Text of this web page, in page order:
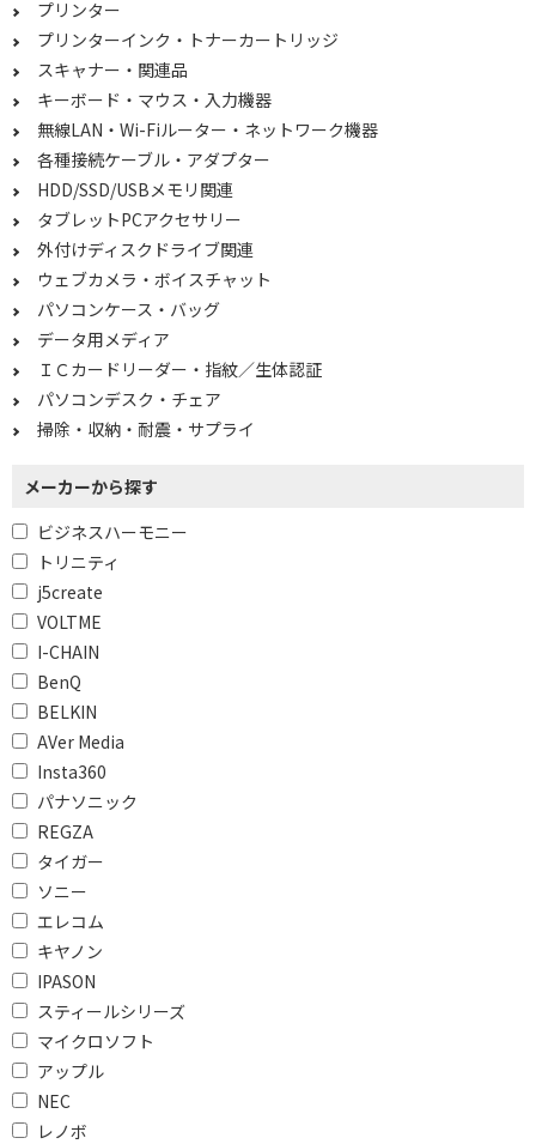
プリンター
プリンターインク・トナーカートリッジ
スキャナー・関連品
キーボード・マウス・入力機器
無線LAN・Wi-Fiルーター・ネットワーク機器
各種接続ケーブル・アダプター
HDD/SSD/USBメモリ関連
タブレットPCアクセサリー
外付けディスクドライブ関連
ウェブカメラ・ボイスチャット
パソコンケース・バッグ
データ用メディア
ＩＣカードリーダー・指紋／生体認証
パソコンデスク・チェア
掃除・収納・耐震・サプライ
メーカーから探す
ビジネスハーモニー
トリニティ
j5create
VOLTME
I-CHAIN
BenQ
BELKIN
AVer Media
Insta360
パナソニック
REGZA
タイガー
ソニー
エレコム
キヤノン
IPASON
スティールシリーズ
マイクロソフト
アップル
NEC
レノボ
4K・有機EL対応で絞り込む
非対応
OSで絞り込む
Windows11 Home
CPUで絞り込む
intel Core Ultra 5
intel Core i5
AMD Ryzen 5
Snapdragon X Plus
Snapdragon
メモリで絞り込む
メモリ：4GB
メモリ：16GB
搭載ストレージタイプで絞り込む
ストレージ容量で絞り込む
64GB未満
240GB～500GB未満
グラフィックで絞り込む
CPU内蔵グラフィック
本体重量で絞り込む